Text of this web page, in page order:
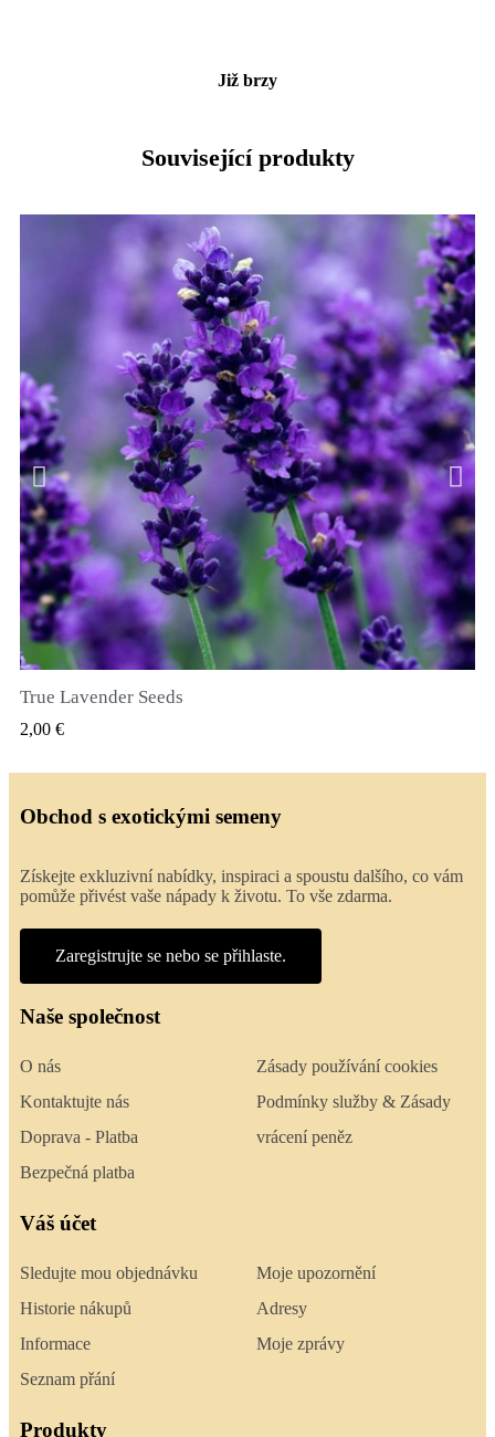
Již brzy
Související produkty
True Lavender Seeds
2,00 €
Obchod s exotickými semeny
Získejte exkluzivní nabídky, inspiraci a spoustu dalšího, co vám
pomůže přivést vaše nápady k životu. To vše zdarma.
Zaregistrujte se nebo se přihlaste.
Naše společnost
O nás
Kontaktujte nás
Doprava - Platba
Bezpečná platba
Zásady používání cookies
Podmínky služby & Zásady
vrácení peněz
Váš účet
Sledujte mou objednávku
Historie nákupů
Informace
Seznam přání
Moje upozornění
Adresy
Moje zprávy
Produkty